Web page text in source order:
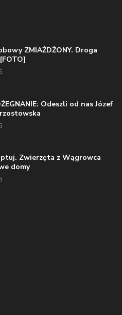
ZMIAŻDŻONY. Droga
Odeszli od nas Józef
Zwierzęta z Wągrowca
domy